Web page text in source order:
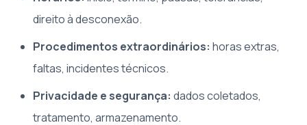
direito à desconexão.
Procedimentos extraordinários: horas extras,
faltas, incidentes técnicos.
Privacidade e segurança: dados coletados,
tratamento, armazenamento.